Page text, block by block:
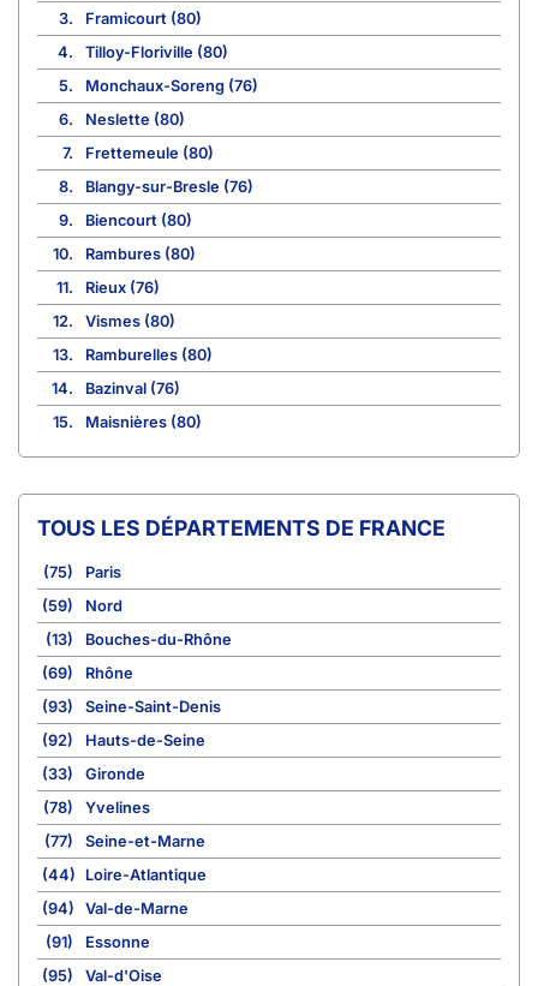
3.
Framicourt (80)
4.
Tilloy-Floriville (80)
5.
Monchaux-Soreng (76)
6.
Neslette (80)
7.
Frettemeule (80)
8.
Blangy-sur-Bresle (76)
9.
Biencourt (80)
10.
Rambures (80)
11.
Rieux (76)
12.
Vismes (80)
13.
Ramburelles (80)
14.
Bazinval (76)
15.
Maisnières (80)
TOUS LES DÉPARTEMENTS DE FRANCE
(75)
Paris
(59)
Nord
(13)
Bouches-du-Rhône
(69)
Rhône
(93)
Seine-Saint-Denis
(92)
Hauts-de-Seine
(33)
Gironde
(78)
Yvelines
(77)
Seine-et-Marne
(44)
Loire-Atlantique
(94)
Val-de-Marne
(91)
Essonne
(95)
Val-d'Oise